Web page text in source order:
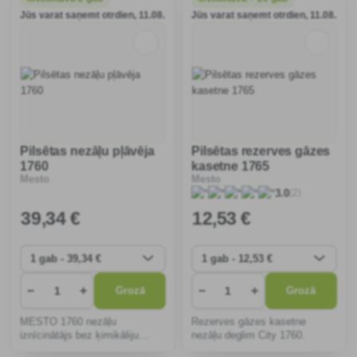
Ideāli piemērots celiņiem,
piretras, ierobežošanai
Jūs varat saņemt otrdien, 11.08.
Pilsētas nezāļu pļāvēja
1760
Mesto
39,34 €
− + Grozā
MESTO 1760 nezāļu
iznīcinātājs bez ķimikāliju
Jūs varat saņemt otrdien, 11.08.
Pilsētas rezerves gāzes
kasetne 1765
Mesto
3.0(2)
12,53 €
− + Grozā
Rezerves gāzes kasetne
nezāļu deglim City 1760.